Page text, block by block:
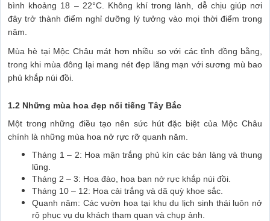
bình khoảng 18 – 22°C. Không khí trong lành, dễ chịu giúp nơi
đây trở thành điểm nghỉ dưỡng lý tưởng vào mọi thời điểm trong
năm.
Mùa hè tại Mộc Châu mát hơn nhiều so với các tỉnh đồng bằng,
trong khi mùa đông lại mang nét đẹp lãng mạn với sương mù bao
phủ khắp núi đồi.
1.2 Những mùa hoa đẹp nổi tiếng Tây Bắc
Một trong những điều tạo nên sức hút đặc biệt của Mộc Châu
chính là những mùa hoa nở rực rỡ quanh năm.
Tháng 1 – 2: Hoa mận trắng phủ kín các bản làng và thung
lũng.
Tháng 2 – 3: Hoa đào, hoa ban nở rực khắp núi đồi.
Tháng 10 – 12: Hoa cải trắng và dã quỳ khoe sắc.
Quanh năm: Các vườn hoa tại khu du lịch sinh thái luôn nở
rộ phục vụ du khách tham quan và chụp ảnh.